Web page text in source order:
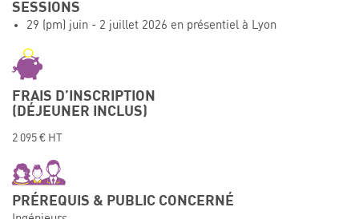
CHEMISTRY
SESSIONS
29 (pm) juin - 2 juillet 2026 en présentiel à Lyon
FRAIS D’INSCRIPTION
(DÉJEUNER INCLUS)
2 095 € HT
PRÉREQUIS & PUBLIC CONCERNÉ